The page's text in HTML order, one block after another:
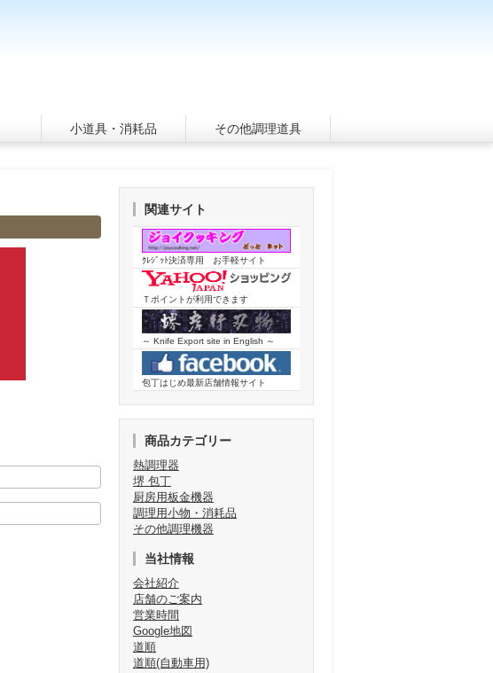
小道具・消耗品 その他調理道具
関連サイト
ｸﾚｼﾞｯﾄ決済専用 お手軽サイト
Ｔポイントが利用できます
～ Knife Export site in English ～
包丁はじめ最新店舗情報サイト
商品カテゴリー
熱調理器
堺 包丁
厨房用板金機器
調理用小物・消耗品
その他調理機器
当社情報
会社紹介
店舗のご案内
営業時間
Google地図
道順
道順(自動車用)